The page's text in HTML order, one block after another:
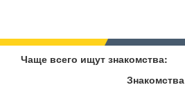
Чаще всего ищут знакомства:
Знакомства